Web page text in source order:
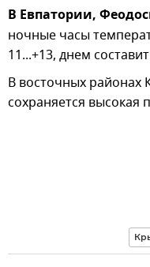
В Евпатории,
ночные часы
11...+13, днем
В восточных
сохраняется высокая